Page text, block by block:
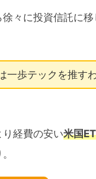
々に投資信託に
一歩テックを推す
り経費の安い米国